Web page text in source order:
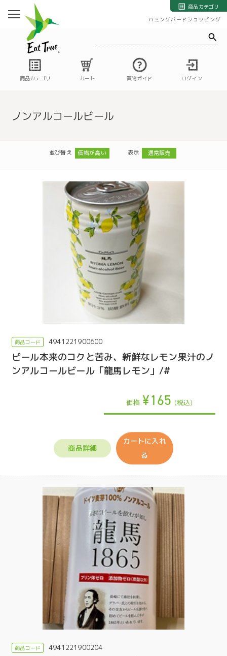
商品カテゴリ
ハミングバードショッピング
商品カテゴリ カート 買物ガイド ログイン
ノンアルコールビール
並び替え 価格が高い 表示 通常販売
4941221900600
ビール本来のコクと苦み、新鮮なレモン果汁のノ
ンアルコールビール「龍馬レモン」/#
価格 ¥165 (税込)
商品詳細
カートに入れ
る
4941221900204